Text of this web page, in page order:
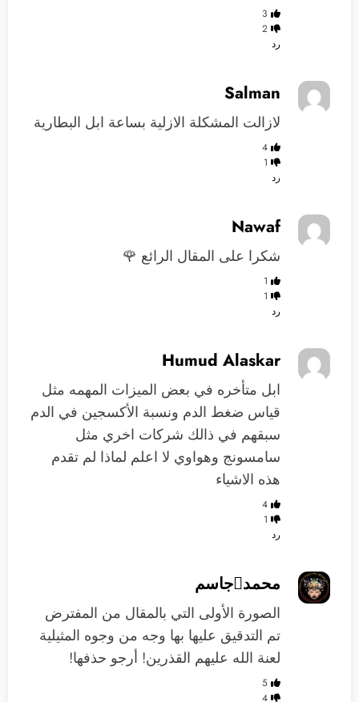
3
2
رد
Salman
لازالت المشكلة الازلية بساعة ابل البطارية
4
1
رد
Nawaf
شكرا على المقال الرائع 🌹
1
1
رد
Humud Alaskar
ابل متأخره في بعض الميزات المهمه مثل
قياس ضغط الدم ونسبة الأكسجين في الدم
سبقهم في ذالك شركات اخري مثل
سامسونج وهواوي لا اعلم لماذا لم تقدم
هذه الاشياء
4
1
رد
محمدجاسم
الصورة الأولى التي بالمقال من المفترض
تم التدقيق عليها بها وجه من وجوه المثيلية
لعنة الله عليهم القذرين! أرجو حذفها!
5
4